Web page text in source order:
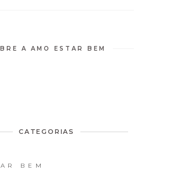
A AMO ESTAR BEM
CATEGORIAS
BEM